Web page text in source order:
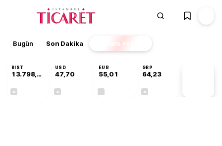
Bugün Son Dakika Finans EKSTRA
BIST
13.798,82
USD
47,70
EUR
55,01
GBP
64,23